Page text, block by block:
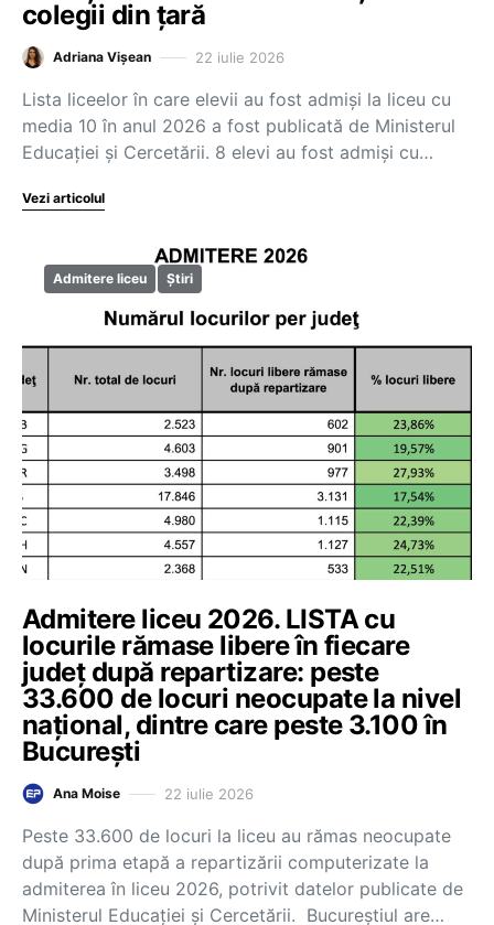
colegii din țară
Adriana Vișean 22 iulie 2026
Lista liceelor în care elevii au fost admiși la liceu cu
media 10 în anul 2026 a fost publicată de Ministerul
Educației și Cercetării. 8 elevi au fost admiși cu…
Vezi articolul
Admitere liceu Știri
Admitere liceu 2026. LISTA cu
locurile rămase libere în fiecare
județ după repartizare: peste
33.600 de locuri neocupate la nivel
național, dintre care peste 3.100 în
București
Ana Moise 22 iulie 2026
Peste 33.600 de locuri la liceu au rămas neocupate
după prima etapă a repartizării computerizate la
admiterea în liceu 2026, potrivit datelor publicate de
Ministerul Educației și Cercetării. Bucureștiul are…